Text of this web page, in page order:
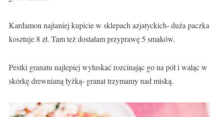
Kardamon najtaniej kupicie w sklepach azjatyckich- duża paczka
kosztuje 8 zł. Tam też dostałam przyprawę 5 smaków.
Pestki granatu najlepiej wyłuskać rozcinając go na pół i waląc w
skórkę drewnianą łyżką- granat trzymamy nad miską.